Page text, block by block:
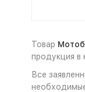
Товар
продукция в
Все